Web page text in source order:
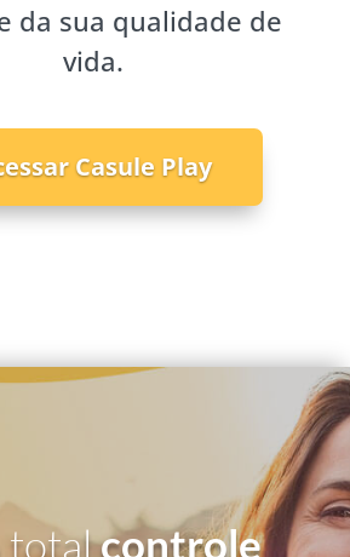
da sua qualidade de
vida.
Casule Play
totalcontrole